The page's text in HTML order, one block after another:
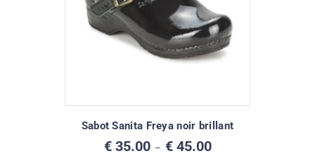
Sabot Sanita Freya noir brillant
€35.00 – €45.00Plage